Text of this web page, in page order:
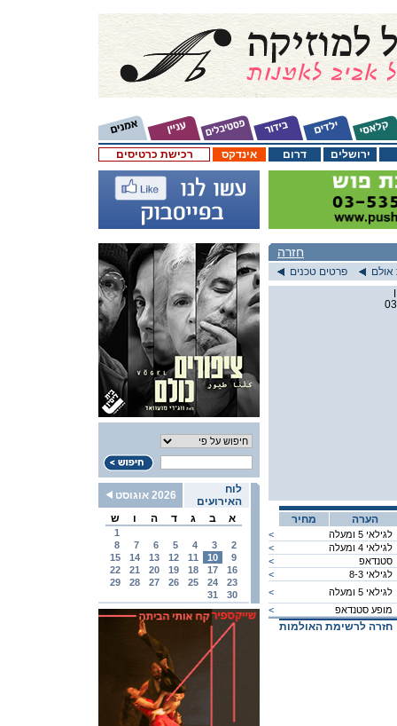
רכישת כרטיסים אינדקס דרום ירושלים
לוח
האירועים
2026 אוגוסט
א
ב ג ד ה ו ש
1
2
3
4
5
6
7
8
9
10
11
12
13
14
15
16
17
18
19
20
21
22
23
24
25
26
27
28
29
30
31
חזרה
פרטים טכנים
מחיר הערה
<
לגילאי 5 ומעלה
<
לגילאי 4 ומעלה
<
סטנדאפ
<
לגילאי 8-3
<
לגילאי 5 ומעלה
<
מופע סטנדאפ
חזרה לרשימת האולמות